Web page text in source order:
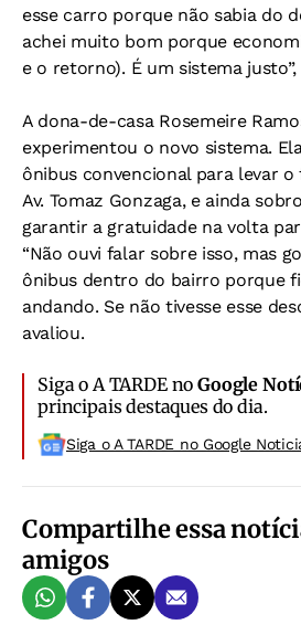
esse carro porque não sabia do
achei muito bom porque
e o retorno). É um sistema justo”,
A dona-de-casa Rosemeire
experimentou o novo sistema.
ônibus convencional para levar
Av. Tomaz Gonzaga, e ainda
garantir a gratuidade na volta
“Não ouvi falar sobre isso, mas
ônibus dentro do bairro porque
andando. Se não tivesse esse
avaliou.
Siga o A TARDE noGoogle
principais destaques do dia.
Siga o A TARDE no Google
Compartilhe essa
amigos